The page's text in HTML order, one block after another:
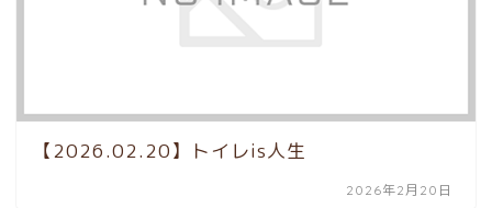
【2026.02.20】トイレis人生
2026年2月20日